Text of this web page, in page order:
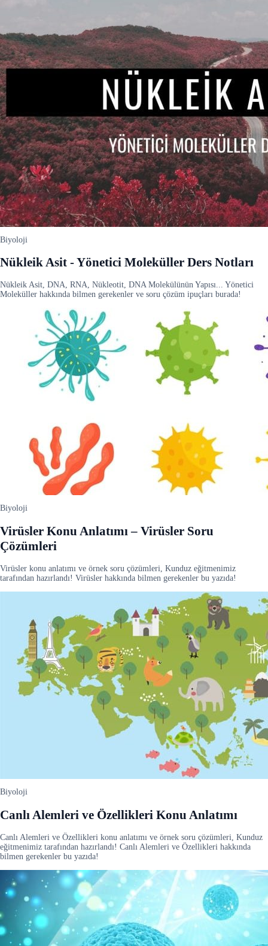
Biyoloji
Nükleik Asit - Yönetici Moleküller Ders Notları
Nükleik Asit, DNA, RNA, Nükleotit, DNA Molekülünün Yapısı... Yönetici
Moleküller hakkında bilmen gerekenler ve soru çözüm ipuçları burada!
Biyoloji
Virüsler Konu Anlatımı – Virüsler Soru
Çözümleri
Virüsler konu anlatımı ve örnek soru çözümleri, Kunduz eğitmenimiz
tarafından hazırlandı! Virüsler hakkında bilmen gerekenler bu yazıda!
Biyoloji
Canlı Alemleri ve Özellikleri Konu Anlatımı
Canlı Alemleri ve Özellikleri konu anlatımı ve örnek soru çözümleri, Kunduz
eğitmenimiz tarafından hazırlandı! Canlı Alemleri ve Özellikleri hakkında
bilmen gerekenler bu yazıda!